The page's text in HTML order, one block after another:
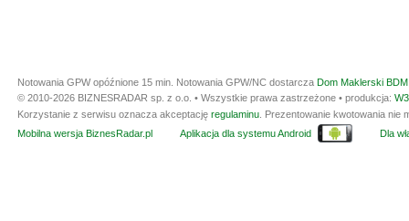
Notowania GPW opóźnione 15 min. Notowania GPW/NC dostarcza Dom Maklerski
© 2010-2026 BIZNESRADAR sp. z o.o. • Wszystkie prawa zastrzeżone • produkcja:
Korzystanie z serwisu oznacza akceptację regulaminu . Prezentowanie kwotowania
Mobilna wersja BiznesRadar.pl
Aplikacja dla systemu Android Dla